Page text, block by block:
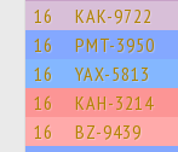
16 KAK-9722
16 PMT-3950
16 YAX-5813
16 KAH-3214
16 BZ-9439